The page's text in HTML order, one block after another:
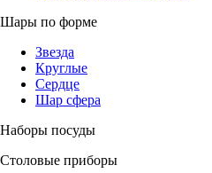
Шары по форме
Звезда
Круглые
Сердце
Шар сфера
Наборы посуды
Столовые приборы